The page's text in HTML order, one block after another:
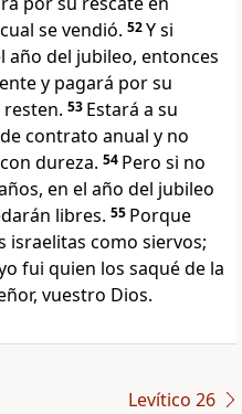
se vendió. 52Y si
año del jubileo, entonces
y pagará por su
53 Estará a su
contrato anual y no
dureza. 54 Pero si no
en el año del jubileo
libres. 55 Porque
israelitas como siervos;
fui quien los saqué de la
vuestro Dios.
Levítico 26